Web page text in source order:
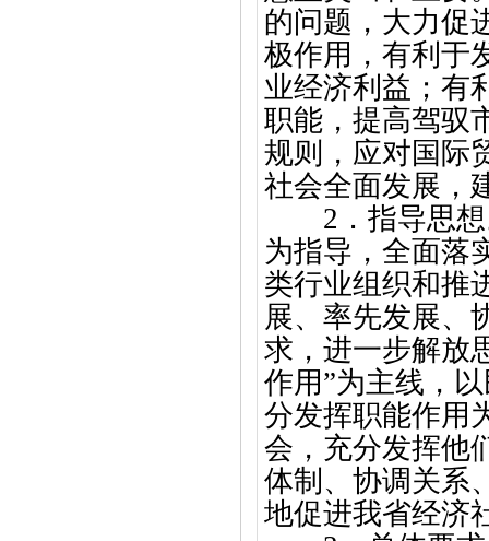
的问题，大力促
极作用，有利于
业经济利益；有
职能，提高驾驭
规则，应对国际
社会全面发展，
2．指导思
为指导，全面落
类行业组织和推
展、率先发展、
求，进一步解放
作用”为主线，
分发挥职能作用
会，充分发挥他
体制、协调关系
地促进我省经济